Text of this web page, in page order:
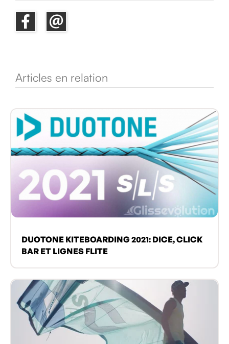
Articles en relation
DUOTONE KITEBOARDING 2021: DICE, CLICK
BAR ET LIGNES FLITE